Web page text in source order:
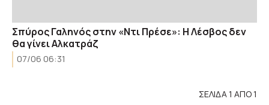
Σπύρος Γαληνός στην «Ντι Πρέσε»: Η Λέσβος δεν
θα γίνει Αλκατράζ
07/06 06:31
ΣΕΛΙΔΑ 1 ΑΠΟ 1